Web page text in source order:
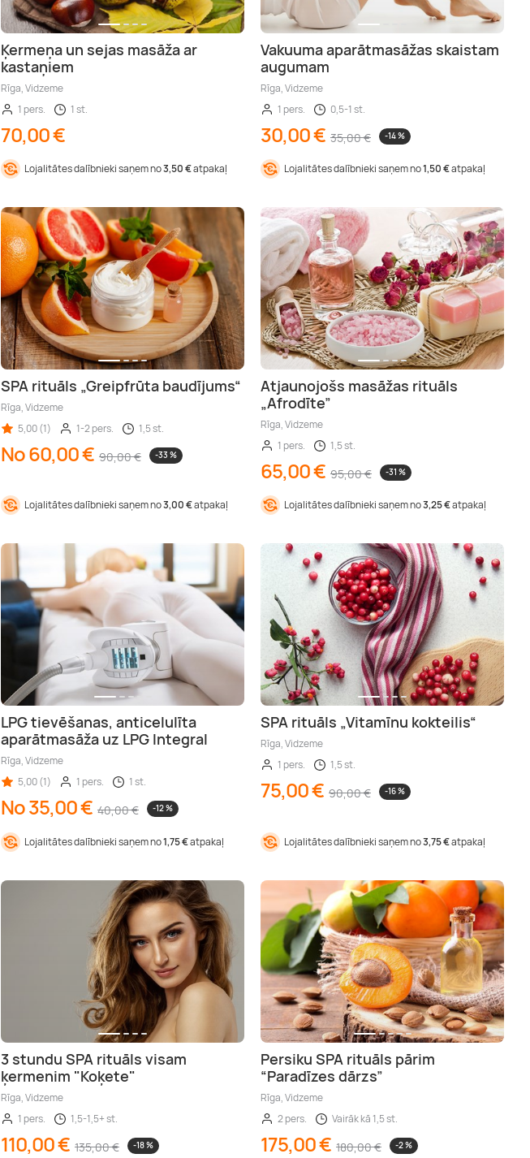
Ķermeņa un sejas masāža ar
kastaņiem
Rīga, Vidzeme
1 pers.
1 st.
70,00 €
Lojalitātes dalībnieki saņem no3,50 €atpakaļ
Vakuuma aparātmasāžas skaistam
augumam
Rīga, Vidzeme
1 pers.
0,5-1 st.
30,00 € 35,00 € -14 %
Lojalitātes dalībnieki saņem no1,50 €atpakaļ
SPA rituāls „Greipfrūta baudījums“
Rīga, Vidzeme
5,00 (1)
1-2 pers. 1,5 st.
No 60,00 € 90,00 € -33 %
Lojalitātes dalībnieki saņem no3,00 €atpakaļ
Atjaunojošs masāžas rituāls
„Afrodīte”
Rīga, Vidzeme
1 pers.
1,5 st.
65,00 € 95,00 € -31 %
Lojalitātes dalībnieki saņem no3,25 €atpakaļ
LPG tievēšanas, anticelulīta
aparātmasāža uz LPG Integral
Rīga, Vidzeme
5,00 (1)
1 pers. 1 st.
No 35,00 € 40,00 € -12 %
Lojalitātes dalībnieki saņem no1,75 €atpakaļ
SPA rituāls „Vitamīnu kokteilis“
Rīga, Vidzeme
1 pers.
1,5 st.
75,00 € 90,00 € -16 %
Lojalitātes dalībnieki saņem no3,75 €atpakaļ
3 stundu SPA rituāls visam
ķermenim "Koķete"
Rīga, Vidzeme
1 pers.
1,5-1,5+ st.
110,00 € 135,00 € -18 %
Persiku SPA rituāls pārim
“Paradīzes dārzs”
Rīga, Vidzeme
2 pers.
Vairāk kā 1,5 st.
175,00 € 180,00 € -2 %